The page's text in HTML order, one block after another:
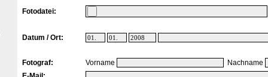
Fotodatei:
Datum / Ort:
Fotograf: Vorname
Nachname